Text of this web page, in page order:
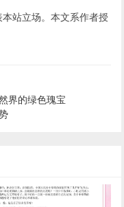
站立场。本文系作者授
界的绿色瑰宝